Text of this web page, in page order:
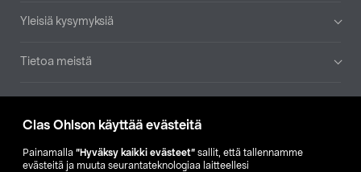
Clas Ohlson käyttää evästeitä
Painamalla ”Hyväksy kaikki evästeet” sallit, että tallennamme
evästeitä ja muuta seurantateknologiaa laitteellesi
Yleisiä kysymyksiä
Tietoa meistä